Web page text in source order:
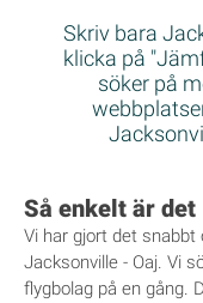
Skriv bara
klicka på
söker på
Så enkelt är det
Vi har gjort det snabbt
Jacksonville - Oaj. Vi
flygbolag på en gång.